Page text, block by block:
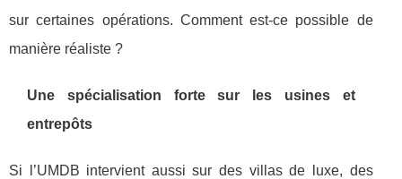
sur certaines opérations. Comment est-ce possible de
manière réaliste ?
Une spécialisation forte sur les usines et
entrepôts
Si l’UMDB intervient aussi sur des villas de luxe, des